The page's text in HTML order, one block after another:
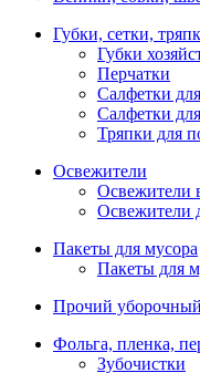
Губки, сетки,
Губки
Перчатки
Салфетки
Салфетки
Тряпки для
Освежители
Освежители
Освежители
Пакеты для мусора
Пакеты для
Прочий
Фольга, пленка,
Зубочистки